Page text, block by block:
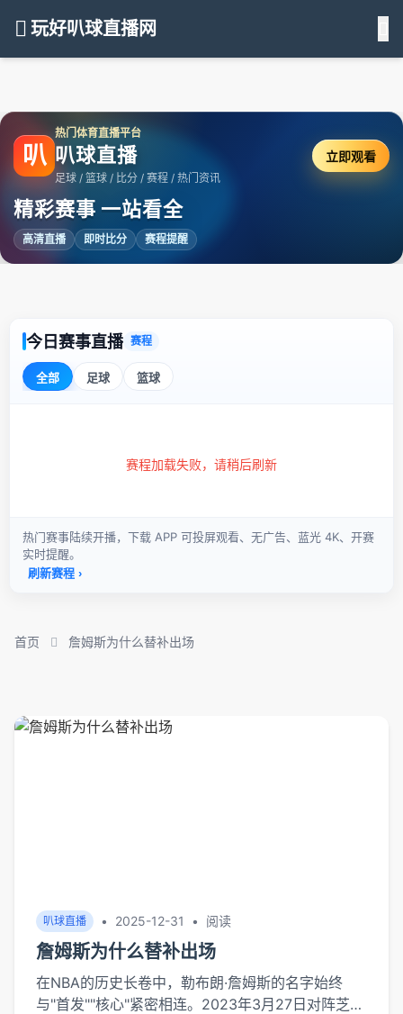
玩好叭球直播网
叭
热门体育直播平台
叭球直播
足球 / 篮球 / 比分 / 赛程 / 热门资讯
精彩赛事 一站看全
高清直播 即时比分 赛程提醒
立即观看
首页 詹姆斯为什么替补出场
叭球直播 • 2025-12-31 • 阅读
詹姆斯为什么替补出场
在NBA的历史长卷中，勒布朗·詹姆斯的名字始终
与"首发""核心"紧密相连。2023年3月27日对阵芝加